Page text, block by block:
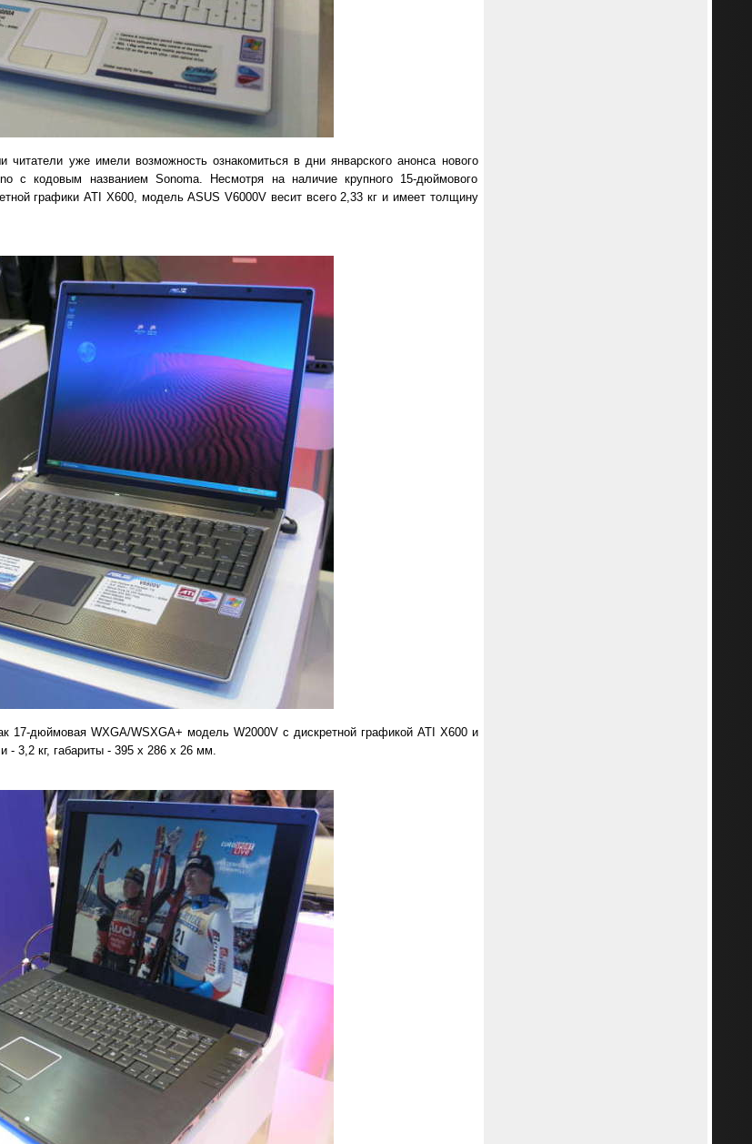
уже имели возможность ознакомиться в дни январского анонса нового
с кодовым названием Sonoma. Несмотря на наличие крупного 15-дюймового
графики ATI X600, модель ASUS V6000V весит всего 2,33 кг и имеет толщину
17-дюймовая WXGA/WSXGA+ модель W2000V с дискретной графикой ATI X600 и
3,2 кг, габариты - 395 х 286 х 26 мм.